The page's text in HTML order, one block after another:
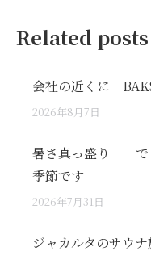
Related posts
会社の近くに
2026年8月7日
暑さ真っ盛り で
季節です
2026年7月31日
ジャカルタのサウ